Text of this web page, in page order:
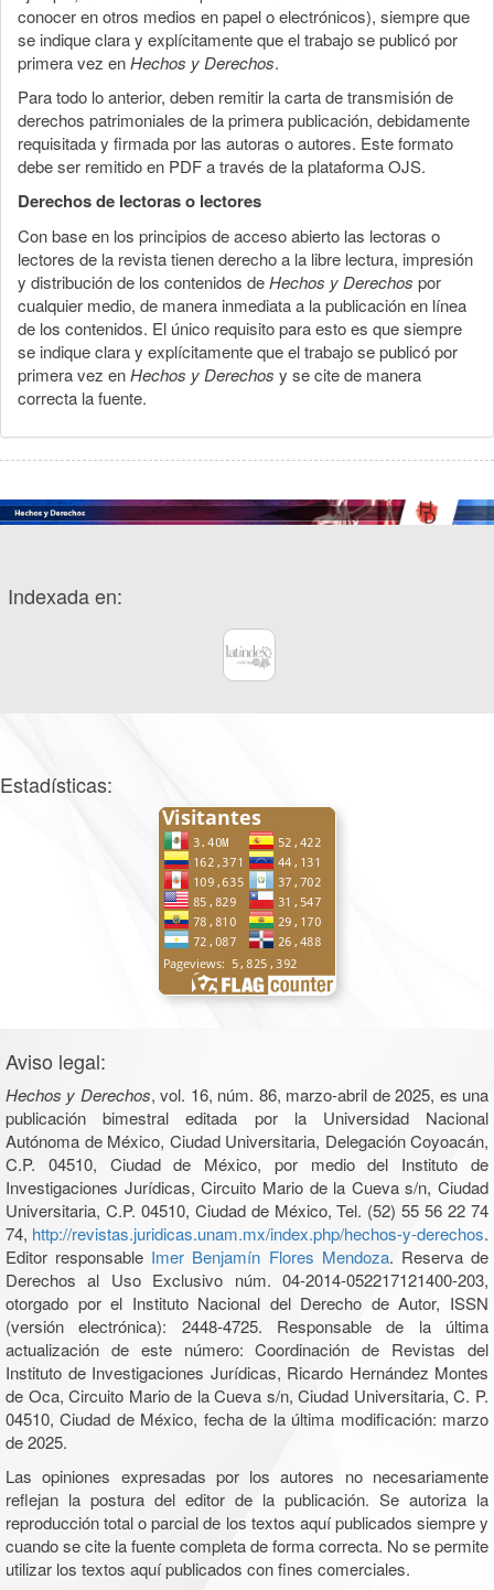
conocer en otros medios en papel o electrónicos), siempre que
se indique clara y explícitamente que el trabajo se publicó por
primera vez enHechos y Derechos.
Para todo lo anterior, deben remitir la carta de transmisión de
derechos patrimoniales de la primera publicación, debidamente
requisitada y firmada por las autoras o autores. Este formato
debe ser remitido en PDF a través de la plataforma OJS.
Derechos de lectoras o lectores
Con base en los principios de acceso abierto las lectoras o
lectores de la revista tienen derecho a la libre lectura, impresión
y distribución de los contenidos deHechos y Derechos por
cualquier medio, de manera inmediata a la publicación en línea
de los contenidos. El único requisito para esto es que siempre
se indique clara y explícitamente que el trabajo se publicó por
primera vez enHechos y Derechos y se cite de manera
correcta la fuente.
Indexada en:
Estadísticas:
Aviso legal:
Hechos y Derechos, vol. 16, núm. 86, marzo-abril de 2025, es una
publicación bimestral editada por la Universidad Nacional
Autónoma de México, Ciudad Universitaria, Delegación Coyoacán,
C.P. 04510, Ciudad de México, por medio del Instituto de
Investigaciones Jurídicas, Circuito Mario de la Cueva s/n, Ciudad
Universitaria, C.P. 04510, Ciudad de México, Tel. (52) 55 56 22 74
74, http://revistas.juridicas.unam.mx/index.php/hechos-y-derechos.
Editor responsable Imer Benjamín Flores Mendoza. Reserva de
Derechos al Uso Exclusivo núm. 04-2014-052217121400-203,
otorgado por el Instituto Nacional del Derecho de Autor, ISSN
(versión electrónica): 2448-4725. Responsable de la última
actualización de este número: Coordinación de Revistas del
Instituto de Investigaciones Jurídicas, Ricardo Hernández Montes
de Oca, Circuito Mario de la Cueva s/n, Ciudad Universitaria, C. P.
04510, Ciudad de México, fecha de la última modificación: marzo
de 2025.
Las opiniones expresadas por los autores no necesariamente
reflejan la postura del editor de la publicación. Se autoriza la
reproducción total o parcial de los textos aquí publicados siempre y
cuando se cite la fuente completa de forma correcta. No se permite
utilizar los textos aquí publicados con fines comerciales.